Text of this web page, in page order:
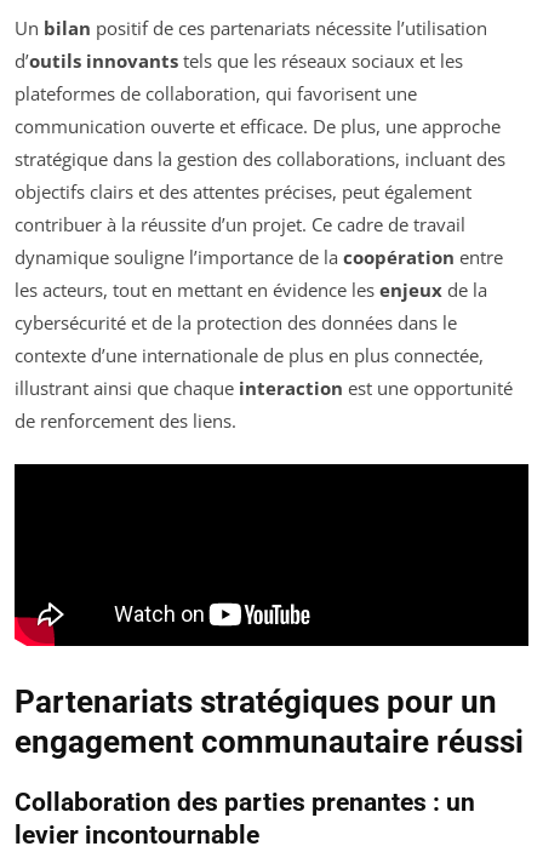
Un bilan positif de ces partenariats nécessite l’utilisation
d’outils innovants tels que les réseaux sociaux et les
plateformes de collaboration, qui favorisent une
communication ouverte et efficace. De plus, une approche
stratégique dans la gestion des collaborations, incluant des
objectifs clairs et des attentes précises, peut également
contribuer à la réussite d’un projet. Ce cadre de travail
dynamique souligne l’importance de la coopération entre
les acteurs, tout en mettant en évidence les enjeux de la
cybersécurité et de la protection des données dans le
contexte d’une internationale de plus en plus connectée,
illustrant ainsi que chaque interaction est une opportunité
de renforcement des liens.
Partenariats stratégiques pour un
engagement communautaire réussi
Collaboration des parties prenantes : un
levier incontournable